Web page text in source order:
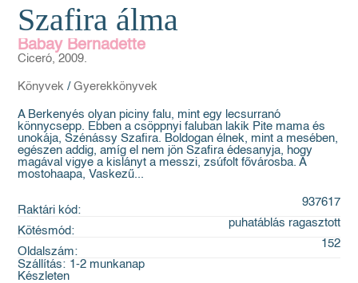
Szafira álma
Babay Bernadette
Ciceró, 2009.
Könyvek / Gyerekkönyvek
A Berkenyés olyan piciny falu, mint egy lecsurranó
könnycsepp. Ebben a csöppnyi faluban lakik Pite mama és
unokája, Szénássy Szafira. Boldogan élnek, mint a mesében,
egészen addig, amíg el nem jön Szafira édesanyja, hogy
magával vigye a kislányt a messzi, zsúfolt fővárosba. A
mostohaapa, Vaskezű...
Raktári kód:
937617
Kötésmód:
puhatáblás ragasztott
Oldalszám:
152
Szállítás: 1-2 munkanap
Készleten